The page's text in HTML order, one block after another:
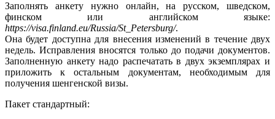
Заполнять анкету нужно онлайн, на русском, шведском,
финском или английском языке:
https://visa.finland.eu/Russia/St_Petersburg/.
Она будет доступна для внесения изменений в течение двух
недель. Исправления вносятся только до подачи документов.
Заполненную анкету надо распечатать в двух экземплярах и
приложить к остальным документам, необходимым для
получения шенгенской визы.
Пакет стандартный: